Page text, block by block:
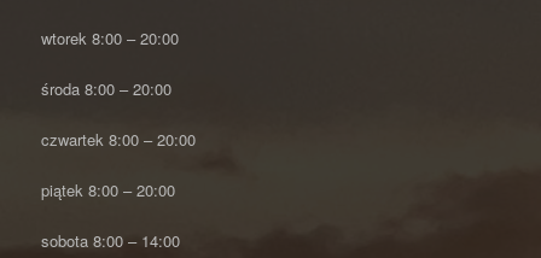
wtorek 8:00 – 20:00
środa 8:00 – 20:00
czwartek 8:00 – 20:00
piątek 8:00 – 20:00
sobota 8:00 – 14:00